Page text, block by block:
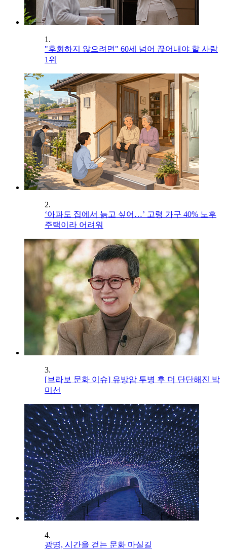
1.
"후회하지 않으려면" 60세 넘어 끊어내야 할 사람
1위
2.
‘아파도 집에서 늙고 싶어…’ 고령 가구 40% 노후
주택이라 어려워
3.
[브라보 문화 이슈] 유방암 투병 후 더 단단해진 박
미선
4.
광명, 시간을 걷는 문화 마실길